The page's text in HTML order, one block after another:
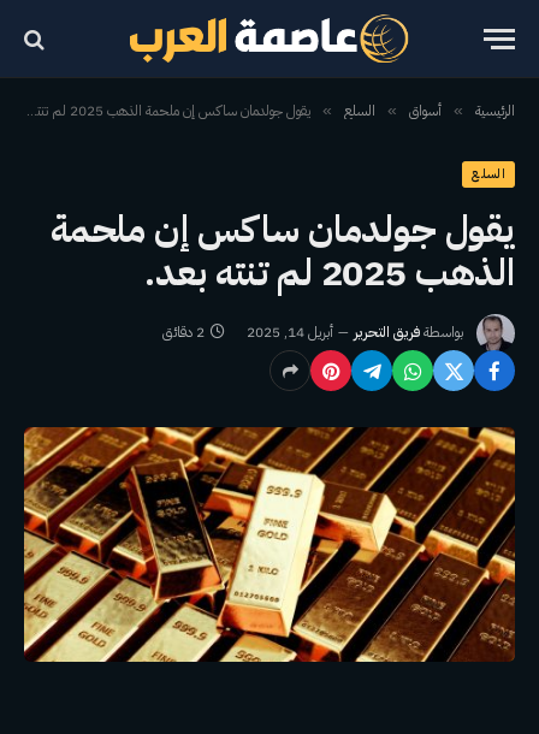
الرئيسية » أسواق » السلع » يقول جولدمان ساكس إن ملحمة الذهب 2025 لم تنته بعد.
السلع
يقول جولدمان ساكس إن ملحمة
الذهب 2025 لم تنته بعد.
بواسطةفريق التحرير أبريل 14, 2025 2 دقائق